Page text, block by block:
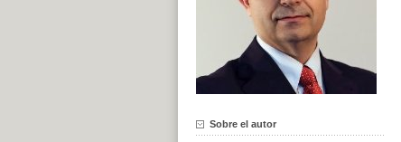
Sobre el autor